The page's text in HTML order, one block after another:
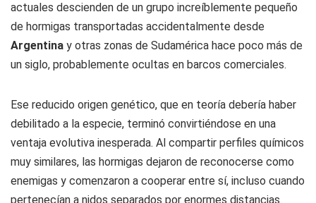
actuales descienden de un grupo increíblemente pequeño
de hormigas transportadas accidentalmente desde
Argentina y otras zonas de Sudamérica hace poco más de
un siglo, probablemente ocultas en barcos comerciales.
Ese reducido origen genético, que en teoría debería haber
debilitado a la especie, terminó convirtiéndose en una
ventaja evolutiva inesperada. Al compartir perfiles químicos
muy similares, las hormigas dejaron de reconocerse como
enemigas y comenzaron a cooperar entre sí, incluso cuando
pertenecían a nidos separados por enormes distancias.